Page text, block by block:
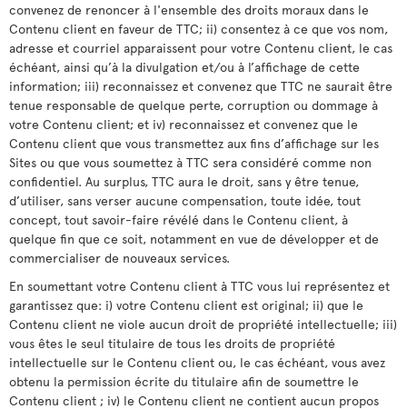
convenez de renoncer à l'ensemble des droits moraux dans le
Contenu client en faveur de TTC; ii) consentez à ce que vos nom,
adresse et courriel apparaissent pour votre Contenu client, le cas
échéant, ainsi qu’à la divulgation et/ou à l’affichage de cette
information; iii) reconnaissez et convenez que TTC ne saurait être
tenue responsable de quelque perte, corruption ou dommage à
votre Contenu client; et iv) reconnaissez et convenez que le
Contenu client que vous transmettez aux fins d’affichage sur les
Sites ou que vous soumettez à TTC sera considéré comme non
confidentiel. Au surplus, TTC aura le droit, sans y être tenue,
d’utiliser, sans verser aucune compensation, toute idée, tout
concept, tout savoir-faire révélé dans le Contenu client, à
quelque fin que ce soit, notamment en vue de développer et de
commercialiser de nouveaux services.
En soumettant votre Contenu client à TTC vous lui représentez et
garantissez que: i) votre Contenu client est original; ii) que le
Contenu client ne viole aucun droit de propriété intellectuelle; iii)
vous êtes le seul titulaire de tous les droits de propriété
intellectuelle sur le Contenu client ou, le cas échéant, vous avez
obtenu la permission écrite du titulaire afin de soumettre le
Contenu client ; iv) le Contenu client ne contient aucun propos